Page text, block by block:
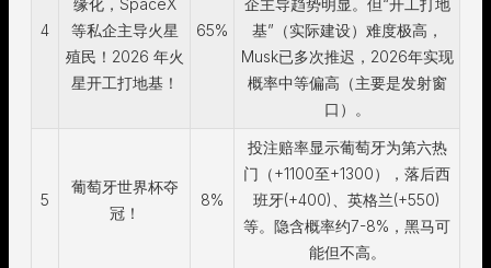
4
缘化，SpaceX
等私企主导火星
殖民！2026 年火
星开工打地基！
65%
企主导趋势明显。但“开工打地
基”（实际建设）难度极高，
Musk已多次推迟，2026年实现
概率中等偏高（主要是发射窗
口）。
5
葡萄牙世界杯夺
冠！
8%
投注赔率显示葡萄牙为第六热
门（+1100至+1300），落后西
班牙(+400)、英格兰(+550)
等。隐含概率约7-8%，黑马可
能但不高。